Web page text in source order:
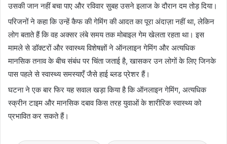
उसकी जान नहीं बचा पाए और रविवार सुबह उसने इलाज के दौरान दम तोड़ दिया।
परिजनों ने कहा कि उन्हें कैफ की गेमिंग की आदत का पूरा अंदाज़ा नहीं था, लेकिन
लोग बताते हैं कि वह अक्सर लंबे समय तक मोबाइल गेम खेलता रहता था। इस
मामले से डॉक्टरों और स्वास्थ्य विशेषज्ञों ने ऑनलाइन गेमिंग और अत्यधिक
मानसिक तनाव के बीच संबंध पर चिंता जताई है, खासकर उन लोगों के लिए जिनके
पास पहले से स्वास्थ्य समस्याएँ जैसे हाई ब्लड प्रेशर हैं।
घटना ने एक बार फिर यह सवाल खड़ा किया है कि ऑनलाइन गेमिंग, अत्यधिक
स्क्रीन टाइम और मानसिक दबाव किस तरह युवाओं के शारीरिक स्वास्थ्य को
प्रभावित कर सकते हैं।